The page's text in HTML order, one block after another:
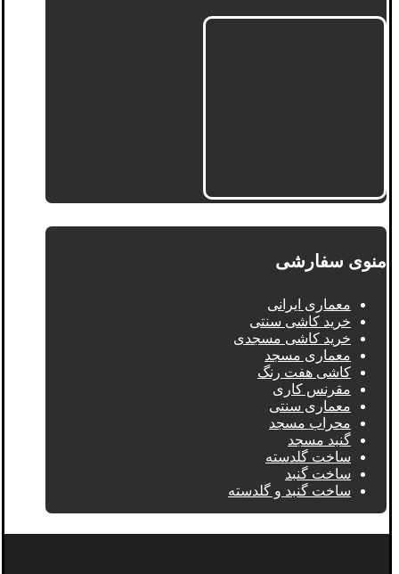
منوی سفارشی
معماری ایرانی
خرید کاشی سنتی
خرید کاشی مسجدی
معماری مسجد
کاشی هفت رنگ
مقرنس کاری
معماری سنتی
محراب مسجد
گنبد مسجد
ساخت گلدسته
ساخت گنبد
ساخت گنبد و گلدسته